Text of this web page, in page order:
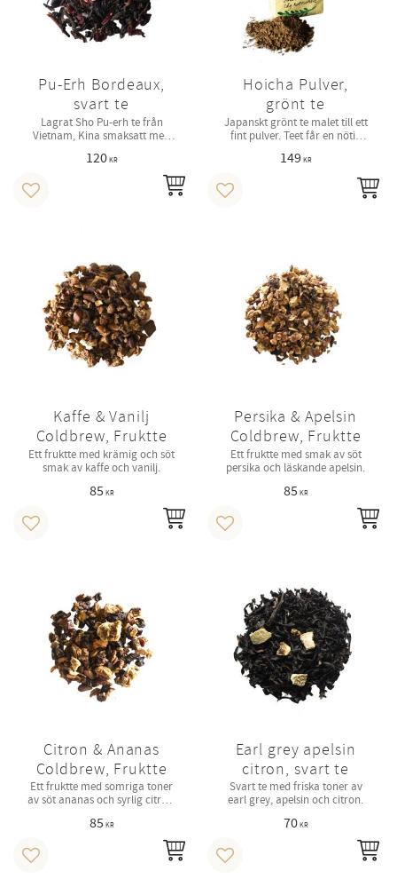
Pu-Erh Bordeaux,
svart te
Lagrat Sho Pu-erh te från
Vietnam, Kina smaksatt med
120KR
Lägg till i favoriter
Hoicha Pulver,
grönt te
Japanskt grönt te malet till ett
fint pulver. Teet får en nötig
149KR
Lägg till i favoriter
Kaffe & Vanilj
Coldbrew, Fruktte
Ett fruktte med krämig och söt
smak av kaffe och vanilj.
85 KR
Lägg till i favoriter
Persika & Apelsin
Coldbrew, Fruktte
Ett fruktte med smak av söt
persika och läskande apelsin.
85 KR
Lägg till i favoriter
Citron & Ananas
Coldbrew, Fruktte
Ett fruktte med somriga toner
av söt ananas och syrlig citron.
85 KR
Lägg till i favoriter
Earl grey apelsin
citron, svart te
Svart te med friska toner av
earl grey, apelsin och citron.
70KR
Lägg till i favoriter